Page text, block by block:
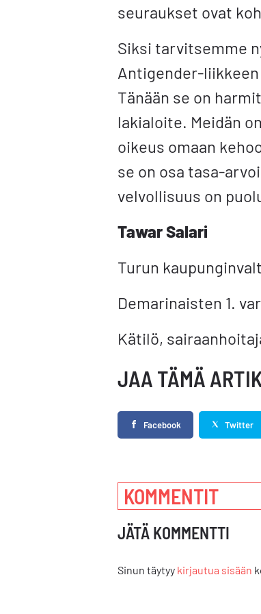
seuraukset ovat
Siksi tarvitsemme
Antigender-
Tänään se on
lakialoite. Meidän
oikeus omaan
se on osa tasa-
velvollisuus on
Tawar Salari
Turun
Demarinaisten 1.
Kätilö,
JAA TÄMÄ
Facebook Twitter
KOMMENTIT
JÄTÄ KOMMENTTI
Sinun täytyy kirjautua sisään